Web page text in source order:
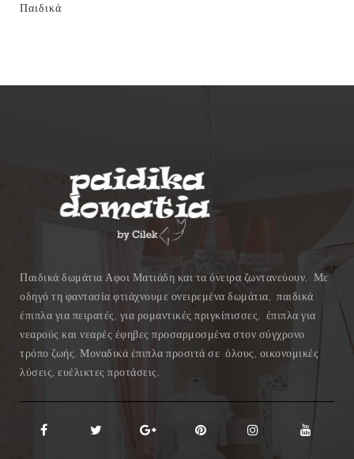
Παιδικά
Παιδικά δωμάτια Αφοι Ματιάδη και τα όνειρα ζωντανεύουν. Με
οδηγό τη φαντασία φτιάχνουμε ονειρεμένα δωμάτια, παιδικά
έπιπλα για πειρατές, για ρομαντικές πριγκίπισσες, έπιπλα για
νεαρούς και νεαρές έφηβες προσαρμοσμένα στον σύγχρονο
τρόπο ζωής. Μοναδικά έπιπλα προσιτά σε όλους, οικονομικές
λύσεις, ευέλικτες προτάσεις.